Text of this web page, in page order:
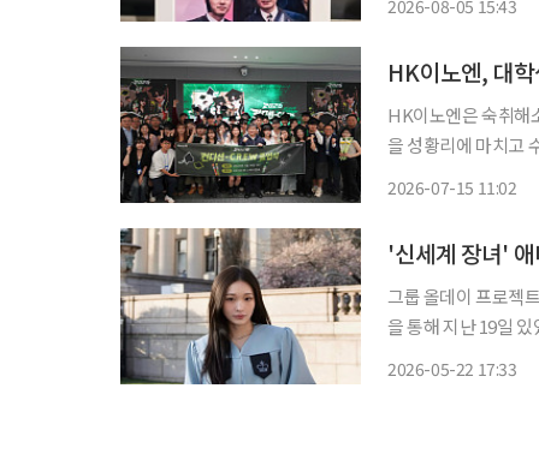
2026-08-05 15:43
HK이노엔, 대학
HK이노엔은 숙취해
을 성황리에 마치고 수료식을 가졌
2026-07-15 11:02
'신세계 장녀'
그룹 올데이 프로젝트의 애니가
을 통해 지난 19일 있
2026-05-22 17:33